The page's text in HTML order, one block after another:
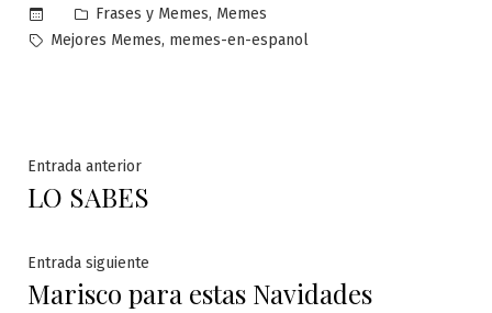
Publicado
en
Frases y Memes, Memes
Etiquetas:
Mejores Memes, memes-en-espanol
Navegación
de
entradas
Entrada anteriorEntrada
anterior:
LO SABES
Entrada siguiente
siguiente:
Marisco para estas Navidades